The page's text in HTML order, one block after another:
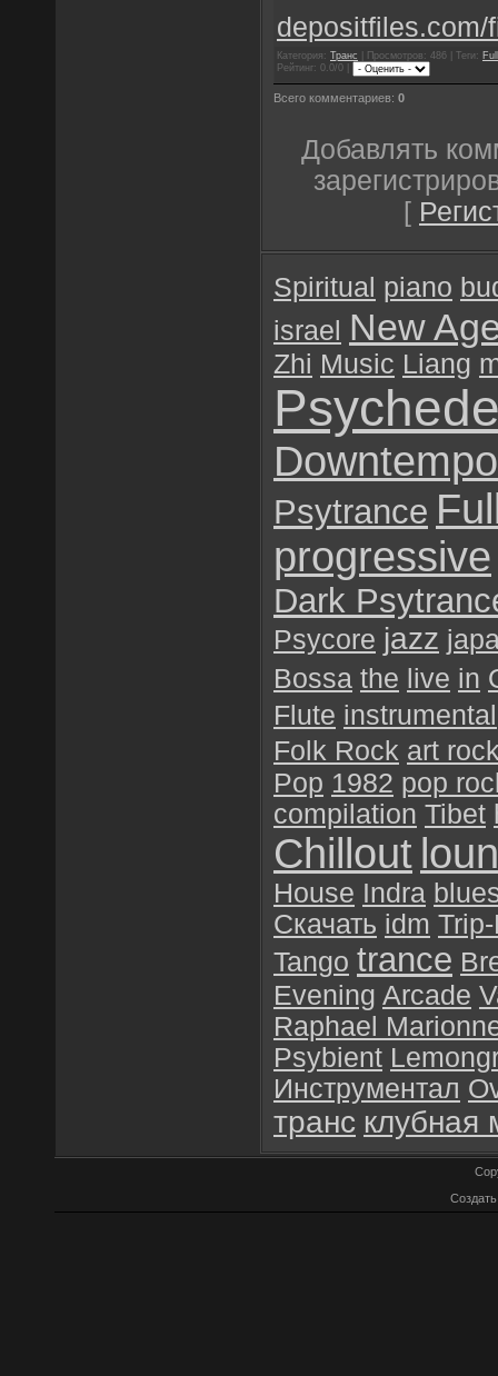
depositfiles.com/
Категория: Транс | Просмотров: 486 | Теги:
Рейтинг: 0.0/0 |
Всего комментариев: 0
Добавлять
[
Spiritual piano
israel New
Zhi Music Liang
Downtempo
Psytrance
progressive
Dark
Psycore jazz
Bossa the live in
Flute instrumental
Folk Rock art
Pop 1982 pop
compilation Tibet
Chillout
House Indra
Скачать idm
Tango trance
Evening Arcade
Raphael
Psybient
Инструментал
транс клубная